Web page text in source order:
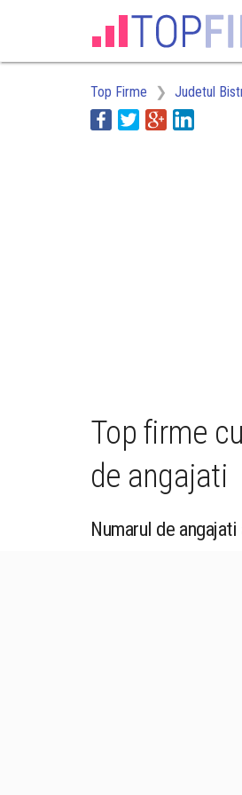
Top Firme Judetul
Top firme
de angajati
Numarul de